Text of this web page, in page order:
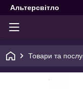
Альтерсвітло
Товари та